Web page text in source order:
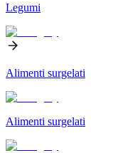
Legumi
Alimenti surgelati
Alimenti surgelati